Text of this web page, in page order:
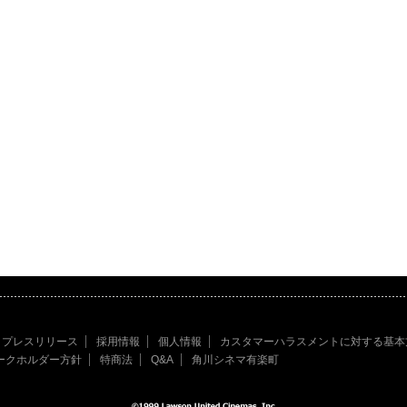
プレスリリース 採用情報 個人情報
カスタマーハラスメントに対する基
クホルダー方針
特商法 Q&A 角川シネマ有楽町